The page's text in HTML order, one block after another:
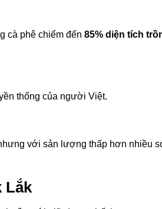
cà phê chiếm đến 85% diện tích
thống của người Việt.
với sản lượng thấp hơn nhiều
Lắk